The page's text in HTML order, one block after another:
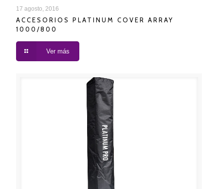
ACCESORIOS PLATINUM COVER ARRAY 1000/800
17 agosto, 2016
ACCESORIOS PLATINUM COVER ARRAY
1000/800
Ver más